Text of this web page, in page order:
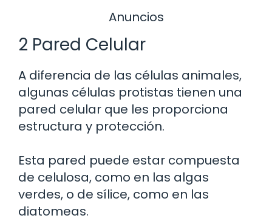
Anuncios
2 Pared Celular
A diferencia de las células animales,
algunas células protistas tienen una
pared celular que les proporciona
estructura y protección.
Esta pared puede estar compuesta
de celulosa, como en las algas
verdes, o de sílice, como en las
diatomeas.